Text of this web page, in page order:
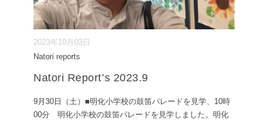
2023年10月03日
Natori reports
Natori Report’s 2023.9
9月30日（土）■明化小学校の鼓笛パレードを見学、10時
00分 明化小学校の鼓笛パレードを見学しました。明化